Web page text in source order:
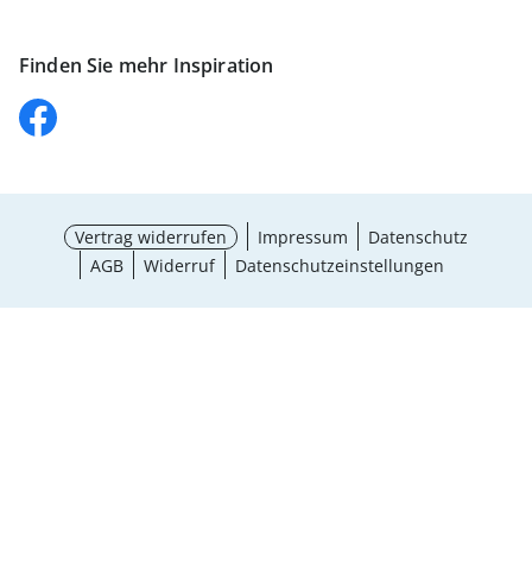
Finden Sie mehr Inspiration
Vertrag widerrufen Impressum
Datenschutz
AGB
Widerruf Datenschutzeinstellungen